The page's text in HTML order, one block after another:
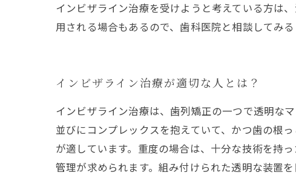
インビザライン治療を受けようと考えている方は
用される場合もあるので、歯科医院と相談してみる
インビザライン治療が適切な人とは？
インビザライン治療は、歯列矯正の一つで透明な
並びにコンプレックスを抱えていて、かつ歯の根
が適しています。重度の場合は、十分な技術を持
管理が求められます。組み付けられた透明な装置